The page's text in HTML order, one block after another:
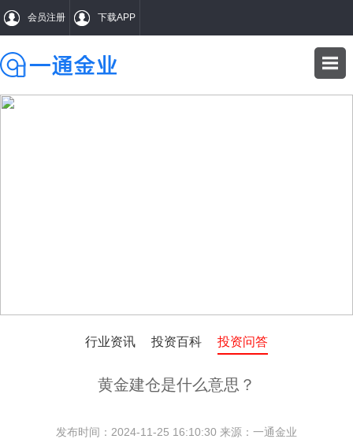
会员注册 下载APP
行业资讯 投资百科 投资问答
黄金建仓是什么意思？
发布时间：2024-11-25 16:10:30 来源：一通金业